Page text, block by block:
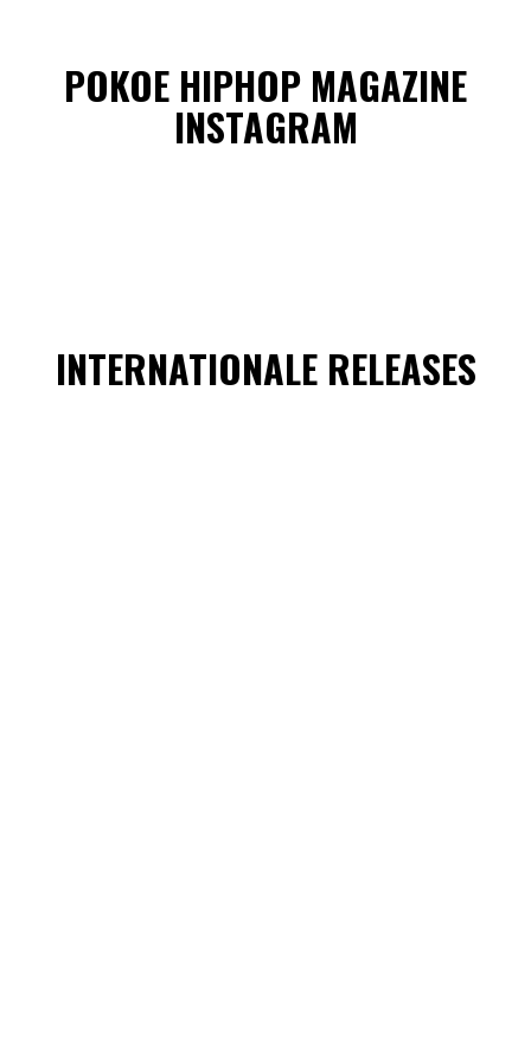
POKOE HIPHOP MAGAZINE
INSTAGRAM
INTERNATIONALE RELEASES